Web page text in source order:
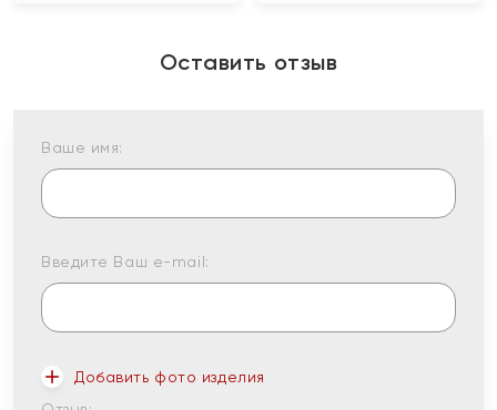
Оставить отзыв
Ваше имя:
Введите Ваш e-mail:
Добавить фото изделия